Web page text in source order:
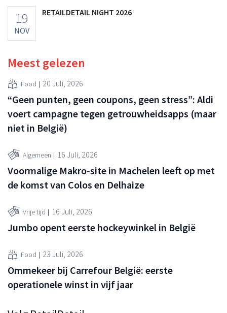
19
NOV
RETAILDETAIL NIGHT 2026
Meest gelezen
Food 20 Juli, 2026
“Geen punten, geen coupons, geen stress”: Aldi
voert campagne tegen getrouwheidsapps (maar
niet in België)
Algemeen 16 Juli, 2026
Voormalige Makro-site in Machelen leeft op met
de komst van Colos en Delhaize
Vrije tijd 16 Juli, 2026
Jumbo opent eerste hockeywinkel in België
Food 23 Juli, 2026
Ommekeer bij Carrefour België: eerste
operationele winst in vijf jaar